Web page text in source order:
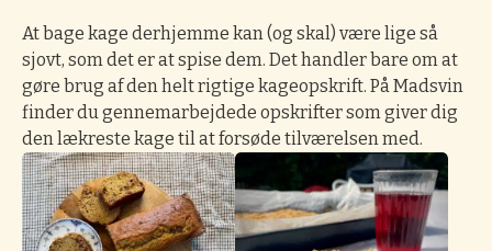
At bage kage derhjemme kan (og skal) være lige så
sjovt, som det er at spise dem. Det handler bare om at
gøre brug af den helt rigtige kageopskrift. På Madsvin
finder du gennemarbejdede opskrifter som giver dig
den lækreste kage til at forsøde tilværelsen med.